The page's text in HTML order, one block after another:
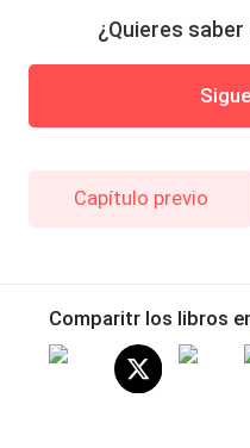
¿Quieres
Capítulo previo
Comparitr los libros